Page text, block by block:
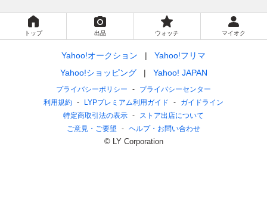
トップ 出品 ウォッチ マイオク
Yahoo!オークション
Yahoo!フリマ
Yahoo!ショッピング
Yahoo! JAPAN
プライバシーポリシー
プライバシーセンター
利用規約
LYPプレミアム利用ガイド
ガイドライン
特定商取引法の表示
ストア出店について
ご意見・ご要望
ヘルプ・お問い合わせ
© LY Corporation